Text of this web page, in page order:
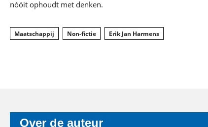
nóóit ophoudt met denken.
Maatschappij Non-fictie Erik Jan Harmens
Over de auteur